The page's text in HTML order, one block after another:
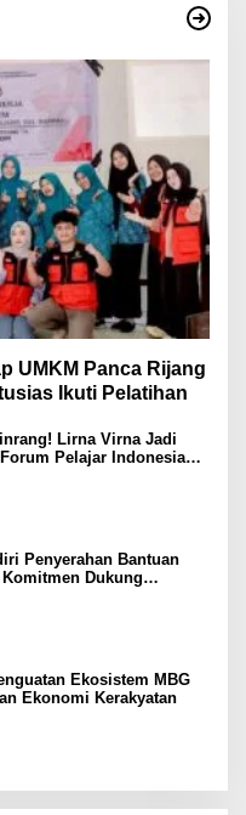
UMKM Panca Rijang
Ikuti Pelatihan
Lirna Virna Jadi
Pelajar Indonesia
Penyerahan Bantuan
Dukung
Ekosistem MBG
Ekonomi Kerakyatan